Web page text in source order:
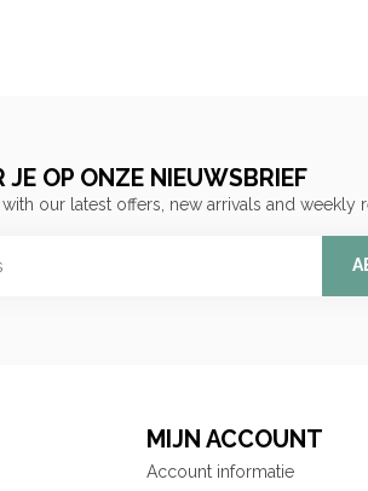
JE OP ONZE NIEUWSBRIEF
our latest offers, new arrivals and weekly
MIJN ACCOUNT
Account informatie